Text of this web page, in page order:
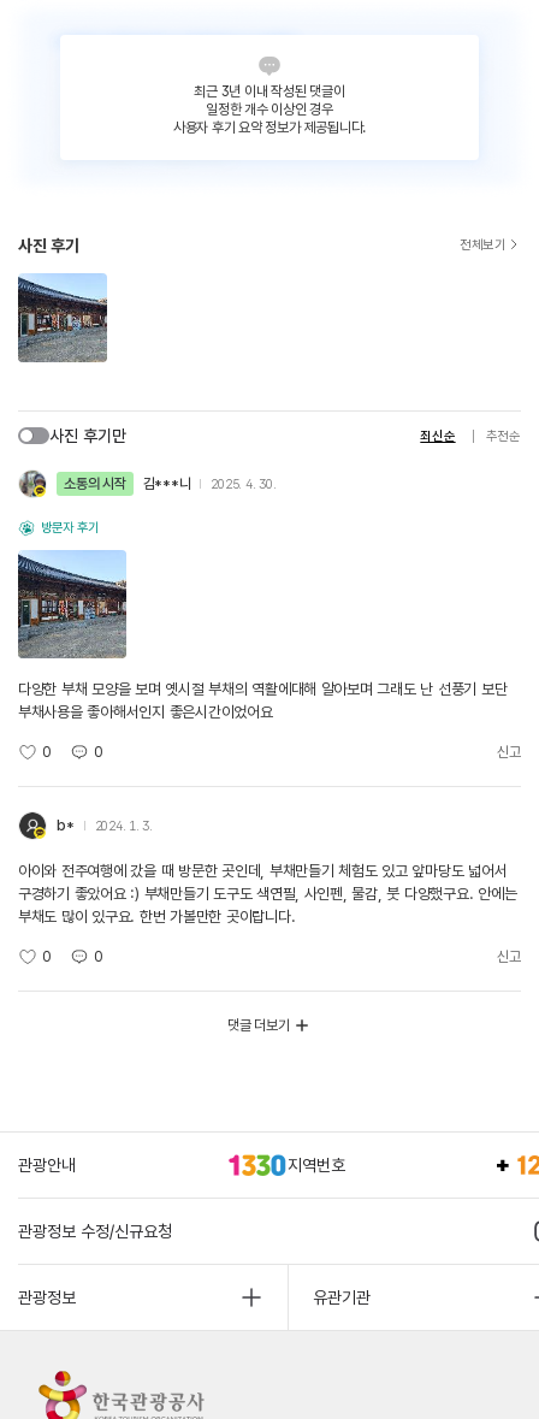
최근 3년 이내 작성된 댓글이
일정한 개수 이상인 경우
사용자 후기 요약 정보가 제공됩니다.
사진 후기 전체보기
사진 후기만 최신순 추천순
소통의 시작 김***니 2025. 4. 30.
방문자 후기
다양한 부채 모양을 보며 옛시절 부채의 역활에대해 알아보며 그래도 난 선풍기 보단
부채사용을 좋아해서인지 좋은시간이었어요
0 0 신고
b* 2024. 1. 3.
아이와 전주여행에 갔을 때 방문한 곳인데, 부채만들기 체험도 있고 앞마당도 넓어서
구경하기 좋았어요 :) 부채만들기 도구도 색연필, 사인펜, 물감, 붓 다양했구요. 안에는
부채도 많이 있구요. 한번 가볼만한 곳이랍니다.
0 0 신고
댓글 더보기
관광안내 지역번호
관광정보 수정/신규요청
관광정보 유관기관